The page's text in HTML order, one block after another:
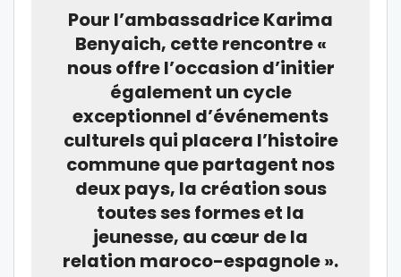
Pour l’ambassadrice Karima
Benyaich, cette rencontre «
nous offre l’occasion d’initier
également un cycle
exceptionnel d’événements
culturels qui placera l’histoire
commune que partagent nos
deux pays, la création sous
toutes ses formes et la
jeunesse, au cœur de la
relation maroco-espagnole ».